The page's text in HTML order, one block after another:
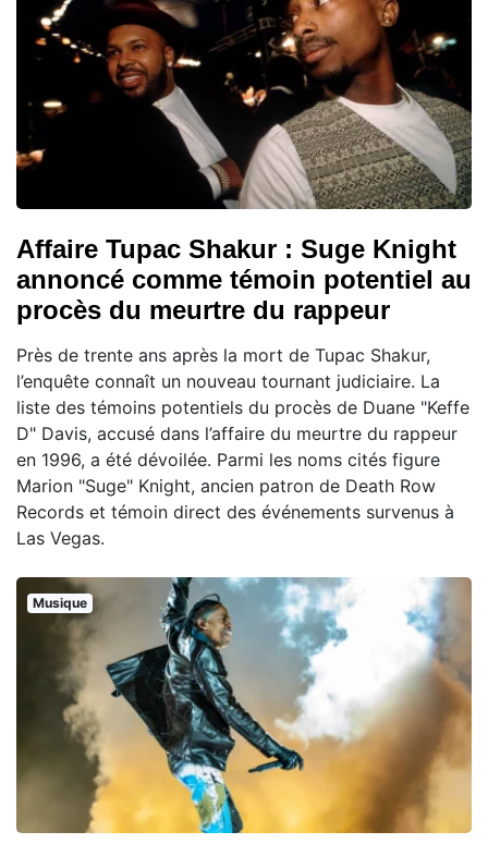
Affaire Tupac Shakur : Suge Knight
annoncé comme témoin potentiel au
procès du meurtre du rappeur
Près de trente ans après la mort de Tupac Shakur,
l’enquête connaît un nouveau tournant judiciaire. La
liste des témoins potentiels du procès de Duane "Keffe
D" Davis, accusé dans l’affaire du meurtre du rappeur
en 1996, a été dévoilée. Parmi les noms cités figure
Marion "Suge" Knight, ancien patron de Death Row
Records et témoin direct des événements survenus à
Las Vegas.
Musique